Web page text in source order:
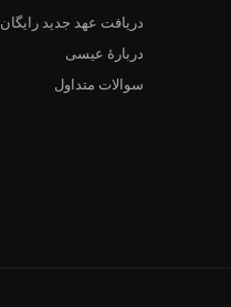
دریافت عهد جدید رایگان
دربارهٔ عیسی
سوالات متداول